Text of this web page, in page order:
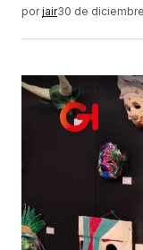
por jair30 de diciembre